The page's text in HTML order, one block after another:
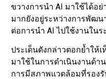
ขวางการนำ AI มาใช้ได้อ
มากยังอยู่ระหว่างการพัฒ
ต่อการนำ AI ไปใช้งานในร
ประเด็นดังกล่าวตอกย้ำให้
มาใช้ในการดำเนินงานด้
การมีสภาพแวดล้อมที่รอง